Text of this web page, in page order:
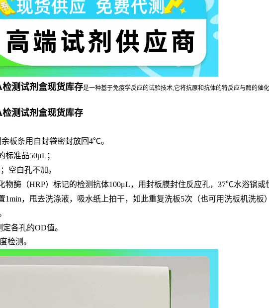
测试剂盒现货库存是一种基于免疫学反应的试验技术,它将抗原和抗体的特反应与酶的催
测试剂盒现货库存
板条用自封袋密封放回4℃。
标准品50μL；
空白孔不加。
物酶（HRP）标记的检测抗体100μL，用封板膜封住反应孔，37℃水浴锅或
1min，甩去洗涤液，吸水纸上拍干，如此重复洗板5次（也可用洗板机洗板
各孔的OD值。
检测。